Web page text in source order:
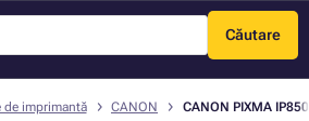
Căutare
Meniu
de imprimantă CANON CANON PIXMA